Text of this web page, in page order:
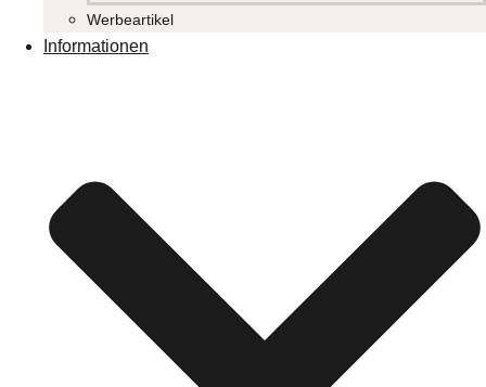
Werbeartikel
Informationen